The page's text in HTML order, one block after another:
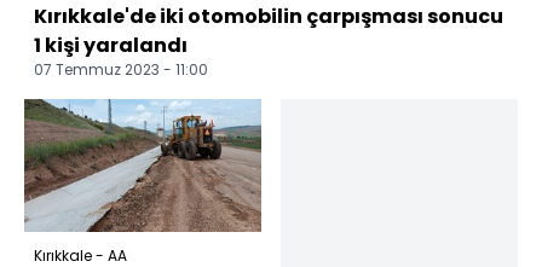
Kırıkkale'de iki otomobilin çarpışması sonucu
1 kişi yaralandı
07 Temmuz 2023 - 11:00
Kırıkkale - AA